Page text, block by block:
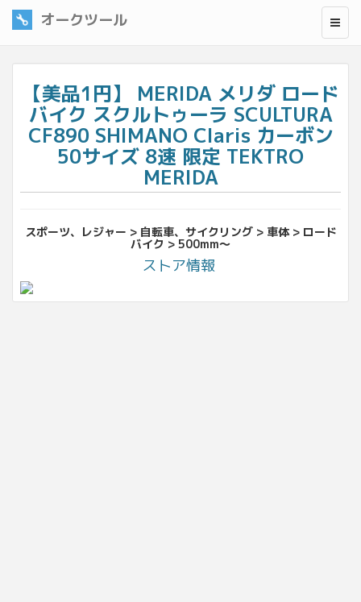
オークツール
【美品1円】 MERIDA メリダ ロード
バイク スクルトゥーラ SCULTURA
CF890 SHIMANO Claris カーボン
50サイズ 8速 限定 TEKTRO
MERIDA
スポーツ、レジャー > 自転車、サイクリング > 車体 > ロード
バイク > 500mm〜
ストア情報